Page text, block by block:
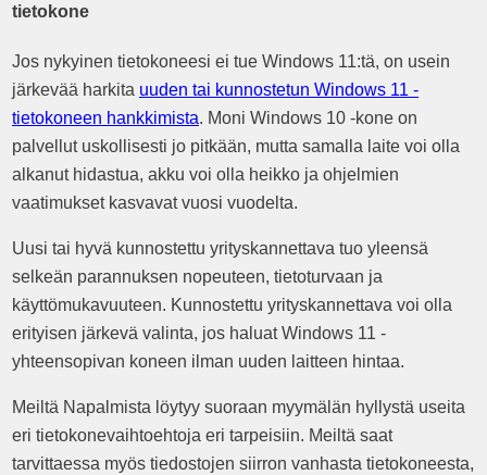
tietokone
Jos nykyinen tietokoneesi ei tue Windows 11:tä, on usein
järkevää harkita uuden tai kunnostetun Windows 11 -
tietokoneen hankkimista. Moni Windows 10 -kone on
palvellut uskollisesti jo pitkään, mutta samalla laite voi olla
alkanut hidastua, akku voi olla heikko ja ohjelmien
vaatimukset kasvavat vuosi vuodelta.
Uusi tai hyvä kunnostettu yrityskannettava tuo yleensä
selkeän parannuksen nopeuteen, tietoturvaan ja
käyttömukavuuteen. Kunnostettu yrityskannettava voi olla
erityisen järkevä valinta, jos haluat Windows 11 -
yhteensopivan koneen ilman uuden laitteen hintaa.
Meiltä Napalmista löytyy suoraan myymälän hyllystä useita
eri tietokonevaihtoehtoja eri tarpeisiin. Meiltä saat
tarvittaessa myös tiedostojen siirron vanhasta tietokoneesta,